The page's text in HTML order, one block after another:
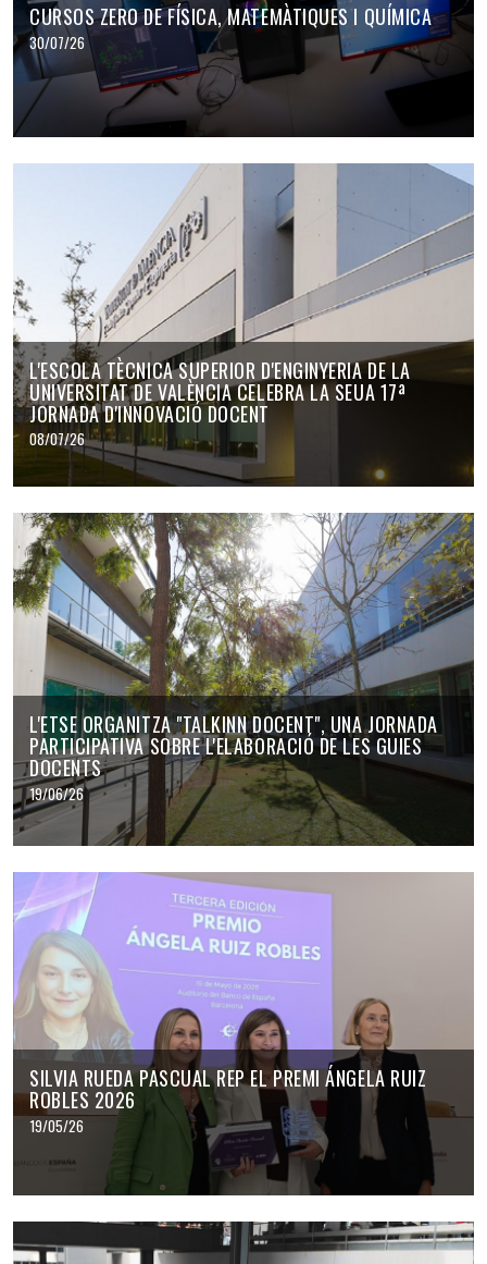
CURSOS ZERO DE FÍSICA, MATEMÀTIQUES I QUÍMICA
30/07/26
L'ESCOLA TÈCNICA SUPERIOR D'ENGINYERIA DE LA
UNIVERSITAT DE VALÈNCIA CELEBRA LA SEUA 17ª
JORNADA D'INNOVACIÓ DOCENT
08/07/26
L'ETSE ORGANITZA "TALKINN DOCENT", UNA JORNADA
PARTICIPATIVA SOBRE L'ELABORACIÓ DE LES GUIES
DOCENTS
19/06/26
SILVIA RUEDA PASCUAL REP EL PREMI ÁNGELA RUIZ
ROBLES 2026
19/05/26